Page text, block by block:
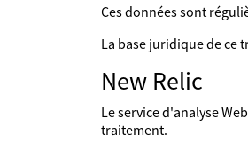
Ces données sont
La base juridique de ce
New Relic
Le service d'analyse
traitement.